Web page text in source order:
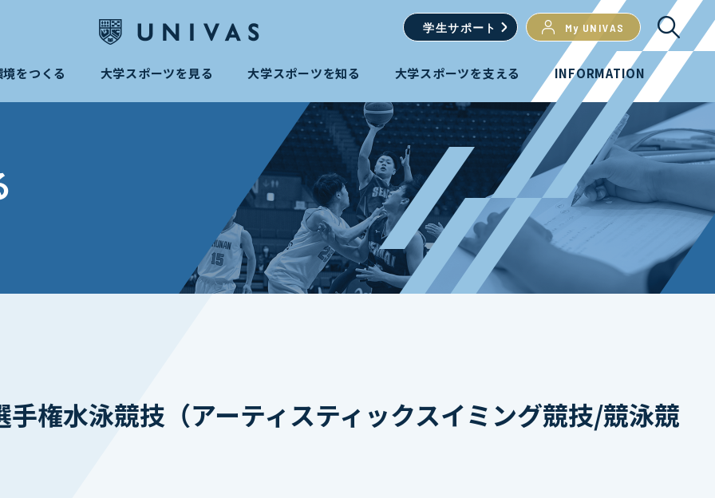
学生サポート My UNIVAS
をつくる 大学スポーツを見る 大学スポーツを知る 大学スポーツを支える INFORMATION
権水泳競技（アーティスティックスイミング競技/競泳競